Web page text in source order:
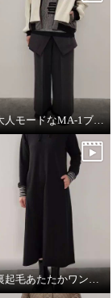
大人モードなMA-1ブルゾン
裏起毛あたたかワンピース